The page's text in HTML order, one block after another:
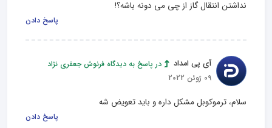
نداشتن انتقال گاز از چی می دونه باشه؟!
پاسخ دادن
آی پی امداد
در پاسخ به دیدگاه فرنوش جعفری نژاد
09 ژوئن 2022
سلام، ترموکوبل مشکل داره و باید تعویض شه
پاسخ دادن